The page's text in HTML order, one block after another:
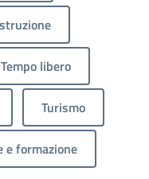
Tempo libero
Turismo
e formazione